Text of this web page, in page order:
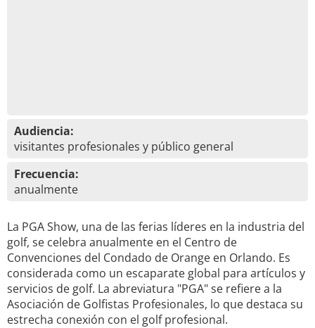
Audiencia:
visitantes profesionales y público general
Frecuencia:
anualmente
La PGA Show, una de las ferias líderes en la industria del
golf, se celebra anualmente en el Centro de
Convenciones del Condado de Orange en Orlando. Es
considerada como un escaparate global para artículos y
servicios de golf. La abreviatura "PGA" se refiere a la
Asociación de Golfistas Profesionales, lo que destaca su
estrecha conexión con el golf profesional.